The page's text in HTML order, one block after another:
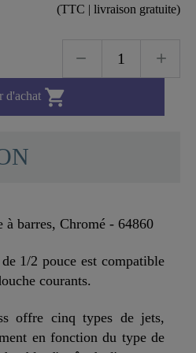
(TTC | livraison gratuite)
d'achat 
barres, Chromé - 64860
1/2 pouce est compatible
courants.
offre cinq types de jets,
en fonction du type de